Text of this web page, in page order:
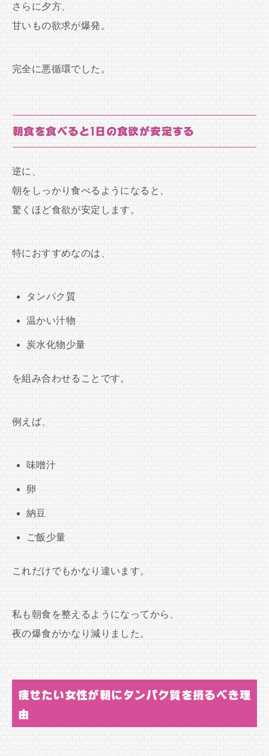
さらに夕方、
甘いもの欲求が爆発。
完全に悪循環でした。
朝食を食べると1日の食欲が安定する
逆に、
朝をしっかり食べるようになると、
驚くほど食欲が安定します。
特におすすめなのは、
タンパク質
温かい汁物
炭水化物少量
を組み合わせることです。
例えば、
味噌汁
卵
納豆
ご飯少量
これだけでもかなり違います。
私も朝食を整えるようになってから、
夜の爆食がかなり減りました。
痩せたい女性が朝にタンパク質を摂るべき理
由